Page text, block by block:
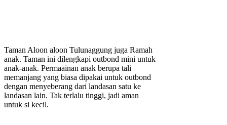
Taman Aloon aloon Tulunaggung juga Ramah
anak. Taman ini dilengkapi outbond mini untuk
anak-anak. Permaainan anak berupa tali
memanjang yang biasa dipakai untuk outbond
dengan menyeberang dari landasan satu ke
landasan lain. Tak terlalu tinggi, jadi aman
untuk si kecil.